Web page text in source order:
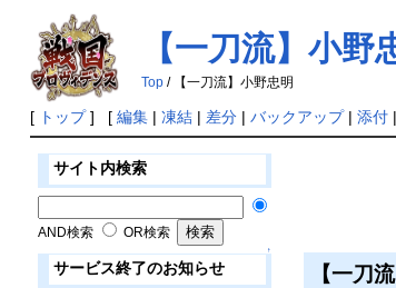
【一刀流】小野
Top/ 【一刀流】小野忠明
[ トップ] [ 編集| 凍結| 差分| バックアップ| 添付|
サイト内検索
AND検索 OR検索
↑
サービス終了のお知らせ 【一刀